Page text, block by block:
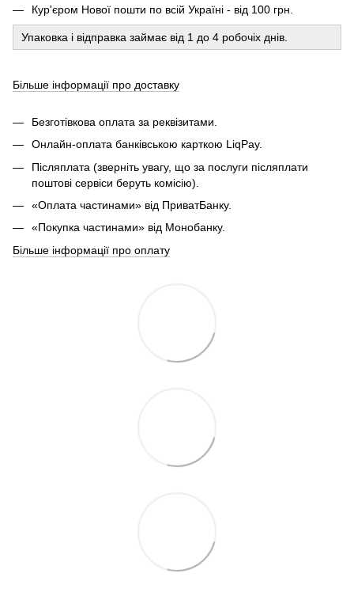
Кур'єром Нової пошти по всій Україні - від 100 грн.
Упаковка і відправка займає від 1 до 4 робочіх днів.
Більше інформації про доставку
Безготівкова оплата за реквізитами.
Онлайн-оплата банківською карткою LiqPay.
Післяплата (зверніть увагу, що за послуги післяплати
поштові сервіси беруть комісію).
«Оплата частинами» від ПриватБанку.
«Покупка частинами» від Монобанку.
Більше інформації про оплату